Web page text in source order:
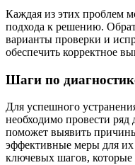
Каждая из этих проблем
подхода к решению.
варианты проверки и
обеспечить корректное
Шаги по
Для успешного
необходимо провести
поможет выявить
эффективные меры для их
ключевых шагов, которые